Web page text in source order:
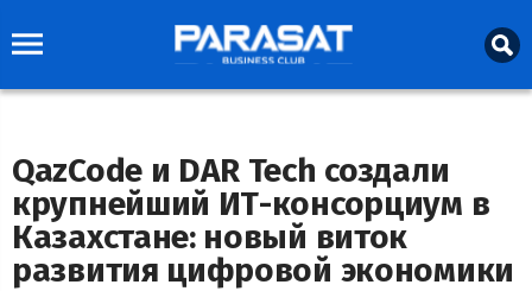
QazCode и DAR Tech создали
крупнейший ИТ-консорциум в
Казахстане: новый виток
развития цифровой экономики